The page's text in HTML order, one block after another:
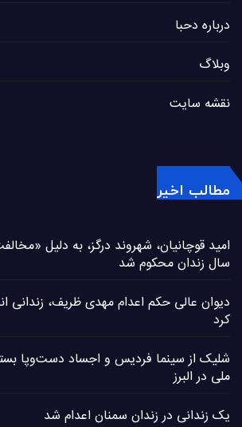
درباره دحبا
وبلاگ
نقشه سایت
مطالب اخیر
سال زندان محکوم شد
دیوان عالی حکم اعدام مهدی ظریف، زندانی
کرد
شلیک از سینما فردیس و اجساد دست‌وپا
ملی در البرز
یک زندانی در زندان سمنان اعدام شد